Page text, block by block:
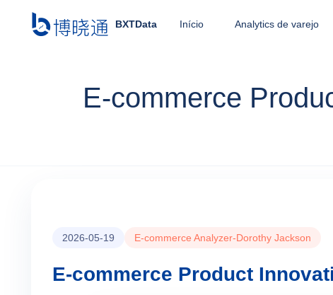
BXTData Início Analytics de varejo
E-commerce
2026-05-19 E-commerce Analyzer-Dorothy Jackson
E-commerce Product